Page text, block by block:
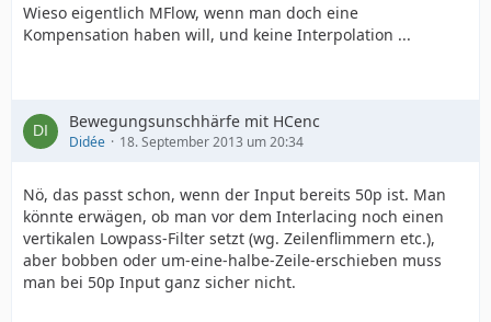
Wieso eigentlich MFlow, wenn man doch eine
Kompensation haben will, und keine Interpolation ...
Bewegungsunschhärfe mit HCenc
Didée 18. September 2013 um 20:34
Nö, das passt schon, wenn der Input bereits 50p ist. Man
könnte erwägen, ob man vor dem Interlacing noch einen
vertikalen Lowpass-Filter setzt (wg. Zeilenflimmern etc.),
aber bobben oder um-eine-halbe-Zeile-erschieben muss
man bei 50p Input ganz sicher nicht.